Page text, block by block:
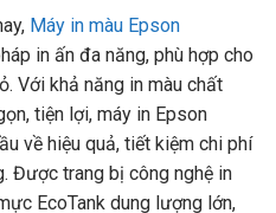
Máy in màu Epson
in ấn đa năng, phù hợp cho
Với khả năng in màu chất
tiện lợi, máy in Epson
về hiệu quả, tiết kiệm chi phí
Được trang bị công nghệ in
EcoTank dung lượng lớn,